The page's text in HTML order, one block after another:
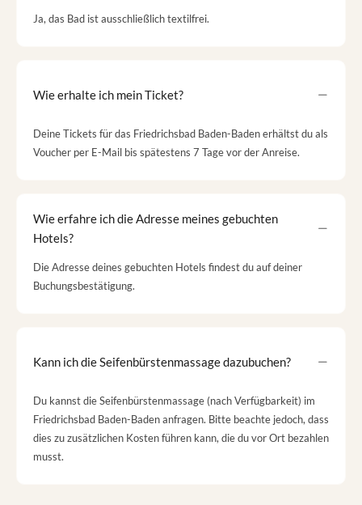
Ja, das Bad ist ausschließlich textilfrei.
Wie erhalte ich mein Ticket?
Deine Tickets für das Friedrichsbad Baden-Baden erhältst du als
Voucher per E-Mail bis spätestens 7 Tage vor der Anreise.
Wie erfahre ich die Adresse meines gebuchten
Hotels?
Die Adresse deines gebuchten Hotels findest du auf deiner
Buchungsbestätigung.
Kann ich die Seifenbürstenmassage dazubuchen?
Du kannst die Seifenbürstenmassage (nach Verfügbarkeit) im
Friedrichsbad Baden-Baden anfragen. Bitte beachte jedoch, dass
dies zu zusätzlichen Kosten führen kann, die du vor Ort bezahlen
musst.